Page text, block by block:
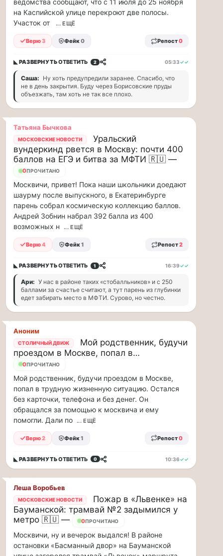
88
млн
рублей
в
рамках
договора
1
августа
в
московском
парке
«Сокольники»
откроется
«Капибара…
1
августа
в
московском
парке
«Сокольники»
откроется
кафе».
Это
новое
уютное
рядом
с
популярной
площадкой
«Гайд
Парк».
Здесь
можно
провести
время
всей
семьей
и
Москвичи,
привет!
Пока
мы
тут
в
столице
обсуждаем…
ведомства сообщают, что с 11 июля до 25 ноября
на Каспийской улице перекроют две полосы.
Участок от
... ЕЩЁ
Верю3 Фейк0 Репост0
◣ РАЗВЕРНУТЬОТВЕТИТЬ 2 05:33✓✓
Саша: Ну хоть предупредили заранее. Спасибо, что
не в день закрытия. Буду через Борисовские пруды
объезжать, там хоть не так все плохо.
Татьяна Бычкова
МОСКОВСКИЕ НОВОСТИ
Уральский
вундеркинд рвется в Москву: почти 400
баллов на ЕГЭ и битва за МФТИ 🇷🇺 —
0ПРОЧИТАНО
Москвичи, привет! Пока наши школьники доедают
шаурму после выпускного, в Екатеринбурге
парень собрал космическую коллекцию баллов.
Андрей Зобнин набрал 392 балла из 400
возможных н
... ЕЩЁ
Верю4 Фейк1 Репост2
◣ РАЗВЕРНУТЬОТВЕТИТЬ 1 16:39✓✓
Ари: У нас в районе таких «стобалльников» и с 250
баллами за счастье считают, а тут парень из глубинки
едет забирать место в МФТИ. Сурово, но честно.
Аноним
СТОЛИЧНЫЙ ДВИЖ
Мой родственник, будучи
проездом в Москве, попал в…
0ПРОЧИТАНО
Мой родственник, будучи проездом в Москве,
попал в трудную жизненную ситуацию. Остался
без карточки, телефона и без денег. Он
обращался за помощью к москвича и ему
помогли. Дали по ... ЕЩЁ
Верю2 Фейк1 Репост0
◣ РАЗВЕРНУТЬОТВЕТИТЬ 0 10:36✓✓
Леша Воробьев
МОСКОВСКИЕ НОВОСТИ
Пожар в «Львенке» на
Бауманской: трамвай №2 задымился у
метро 🇷🇺 —
0ПРОЧИТАНО
Москвичи, ну и вечерок выдался! В районе
остановки «Басманный двор» на Бауманской